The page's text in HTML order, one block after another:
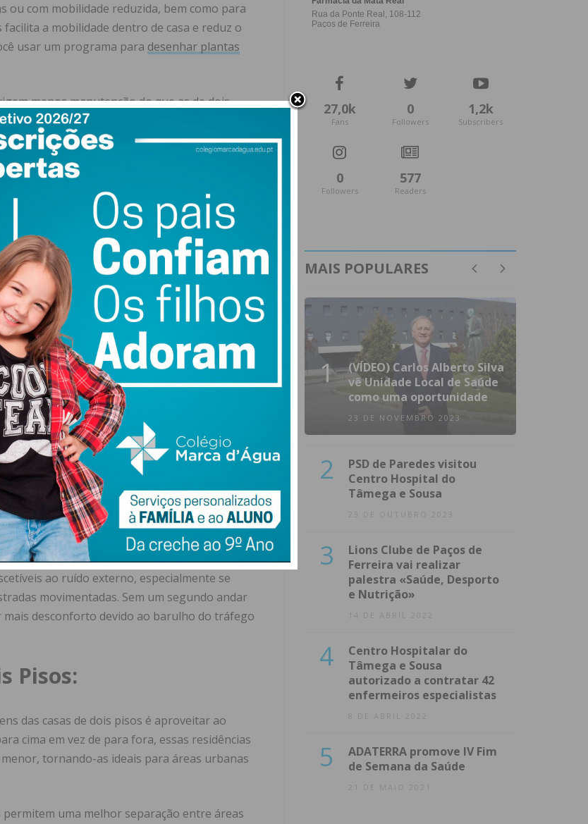
ou com mobilidade reduzida, bem como para
a mobilidade dentro de casa e reduz o
usar um programa para desenhar plantas
menos manutenção do que as de dois
fácil limpar e realizar tarefas de manutenção, o
flexibilidade no design interior. Com
o espaço de acordo com as necessidades em
sem se preocupar com a estrutura dos
eficientes em termos de consumo de
ou refrigeração adicionais, essas
o que pode resultar em economias
um Andar:
de um andar é que ocupam mais espaço
espaço é limitado ou onde o custo da terra é
menos espaço habitável em geral.
estão no mesmo nível, o que pode
vários residentes na casa. Sons e atividades
pode ser inconveniente para aqueles que
ao ruído externo, especialmente se
movimentadas. Sem um segundo andar
desconforto devido ao barulho do tráfego
Pisos:
das casas de dois pisos é aproveitar ao
cima em vez de para fora, essas residências
tornando-as ideais para áreas urbanas
permitem uma melhor separação entre áreas
27,0k
Fans
0
Followers
1,2k
Subscribers
0
Followers
577
Readers
MAIS POPULARES
1
(VÍDEO) Carlos Alberto Silva
vê Unidade Local de Saúde
como uma oportunidade
23 DE NOVEMBRO 2023
2
PSD de Paredes visitou
Centro Hospital do
Tâmega e Sousa
23 DE OUTUBRO 2023
3
Lions Clube de Paços de
Ferreira vai realizar
palestra «Saúde, Desporto
e Nutrição»
14 DE ABRIL 2022
4
Centro Hospitalar do
Tâmega e Sousa
autorizado a contratar 42
enfermeiros especialistas
8 DE ABRIL 2022
5
ADATERRA promove IV Fim
de Semana da Saúde
21 DE MAIO 2021